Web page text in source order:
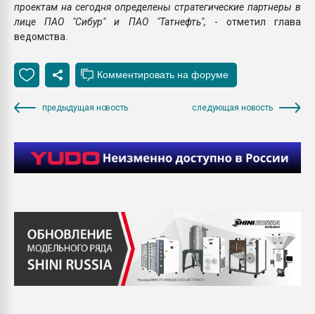
проектам на сегодня определены стратегические партнеры в
лице ПАО "Сибур" и ПАО "Татнефть", - отметил глава
ведомства.
предыдущая новость следующая новость